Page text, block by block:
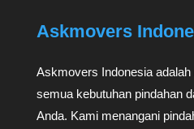
Askmovers
Askmovers Indonesia
semua kebutuhan pindahan
Anda. Kami menangani